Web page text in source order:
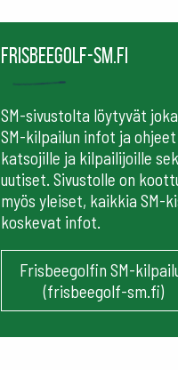
frisbeegolf-sm.fi
SM-sivustolta löytyvät
SM-kilpailun infot ja ohjeet
katsojille ja kilpailijoille
uutiset. Sivustolle on
myös yleiset, kaikkia SM-
koskevat infot.
Frisbeegolfin SM-
(frisbeegolf-sm.fi)